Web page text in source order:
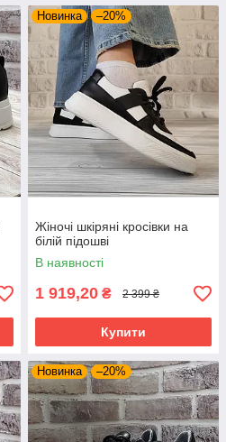
Новинка –20%
Жіночі шкіряні кросівки на
білій підошві
В наявності
1 919,20 ₴ 2 399 ₴
Купити
Новинка –20%